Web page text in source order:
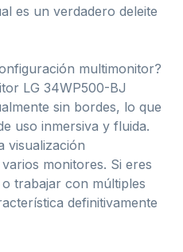
es un verdadero deleite
multimonitor?
LG 34WP500-BJ
sin bordes, lo que
uso inmersiva y fluida.
visualización
monitores. Si eres
trabajar con múltiples
definitivamente